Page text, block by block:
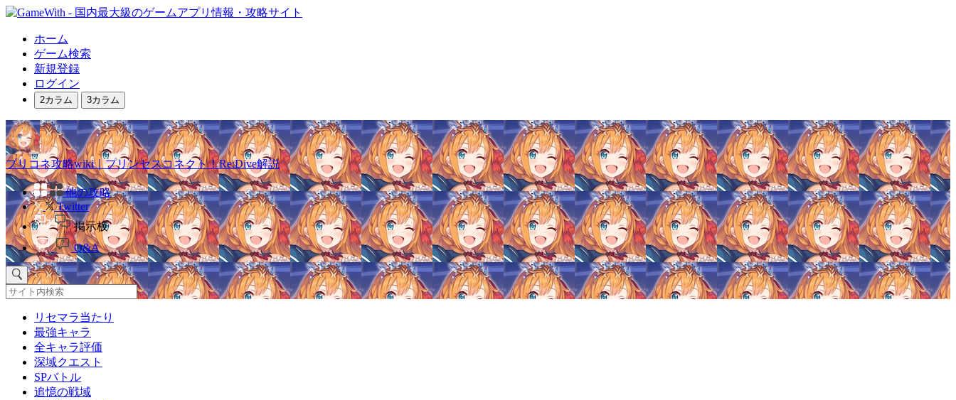
ホーム
ゲーム検索
新規登録
ログイン
2カラム 3カラム
プリコネ攻略wiki｜プリンセスコネクト！Re:Dive解説
他の攻略
Twitter
掲示板
Q&A
リセマラ当たり
最強キャラ
全キャラ評価
深域クエスト
SPバトル
追憶の戦域